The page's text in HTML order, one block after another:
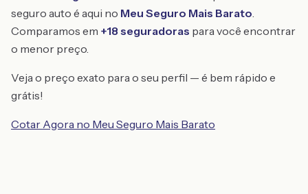
seguro auto é aqui no Meu Seguro Mais Barato.
Comparamos em +18 seguradoras para você encontrar
o menor preço.
Veja o preço exato para o seu perfil — é bem rápido e
grátis!
Cotar Agora no Meu Seguro Mais Barato